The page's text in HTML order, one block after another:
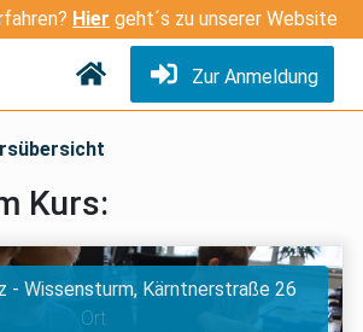
Hier geht´s zu unserer Website
Zur Anmeldung
Kurs:
- Wissensturm, Kärntnerstraße 26
Ort